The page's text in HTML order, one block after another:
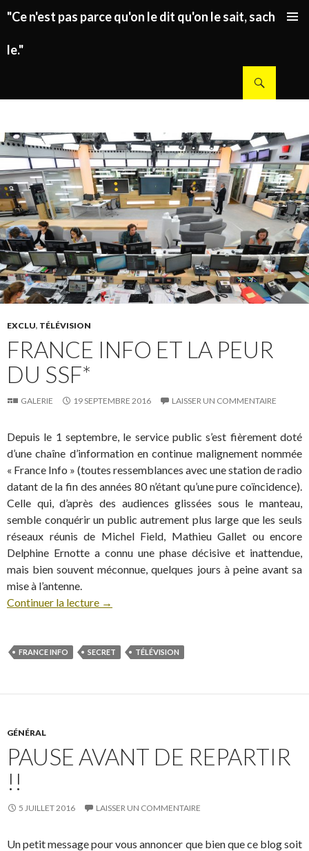
"Ce n'est pas parce qu'on le dit qu'on le sait, sachez
le."
EXCLU, TÉLÉVISION
FRANCE INFO ET LA PEUR
DU SSF*
GALERIE 19 SEPTEMBRE 2016 LAISSER UN COMMENTAIRE
Depuis le 1 septembre, le service public s’est fièrement doté
d’une chaîne d’information en continue malignement nommée
« France Info » (toutes ressemblances avec une station de radio
datant de la fin des années 80 n’étant qu’une pure coïncidence).
Celle qui, d’après des audiences glissées sous le manteau,
semble conquérir un public autrement plus large que les seuls
réseaux réunis de Michel Field, Mathieu Gallet ou encore
Delphine Ernotte a connu une phase décisive et inattendue,
mais bien souvent méconnue, quelques jours à peine avant sa
mise à l’antenne.
Continuer la lecture →
FRANCE INFO SECRET TÉLÉVISION
GÉNÉRAL
PAUSE AVANT DE REPARTIR
!!
5 JUILLET 2016 LAISSER UN COMMENTAIRE
Un petit message pour vous annoncer que bien que ce blog soit